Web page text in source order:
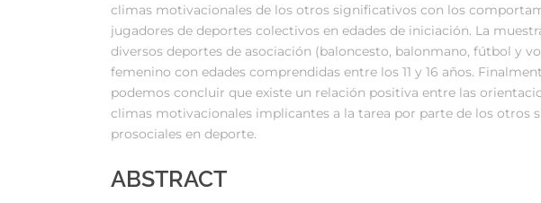
climas motivacionales de los otros significativos con los
jugadores de deportes colectivos en edades de iniciación. La
diversos deportes de asociación (baloncesto, balonmano, fútbol y
femenino con edades comprendidas entre los 11 y 16 años.
podemos concluir que existe un relación positiva entre las
climas motivacionales implicantes a la tarea por parte de los
prosociales en deporte.
ABSTRACT